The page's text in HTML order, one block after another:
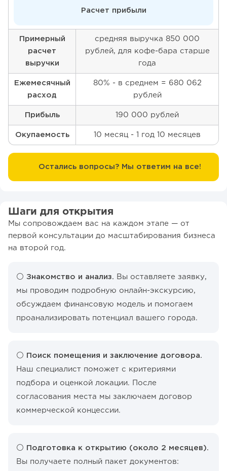
Расчет прибыли
Примерный
расчет
выручки
средняя выручка 850 000
рублей, для кофе-бара старше
года
Ежемесячный
расход
80% - в среднем = 680 062
рублей
Прибыль 190 000 рублей
Окупаемость 10 месяц - 1 год 10 месяцев
Остались вопросы? Мы ответим на все!
Шаги для открытия
Мы сопровождаем вас на каждом этапе — от
первой консультации до масштабирования бизнеса
на второй год.
⚪️ Знакомство и анализ. Вы оставляете заявку,
мы проводим подробную онлайн-экскурсию,
обсуждаем финансовую модель и помогаем
проанализировать потенциал вашего города.
⚪️ Поиск помещения и заключение договора.
Наш специалист поможет с критериями
подбора и оценкой локации. После
согласования места мы заключаем договор
коммерческой концессии.
⚪️ Подготовка к открытию (около 2 месяцев).
Вы получаете полный пакет документов: